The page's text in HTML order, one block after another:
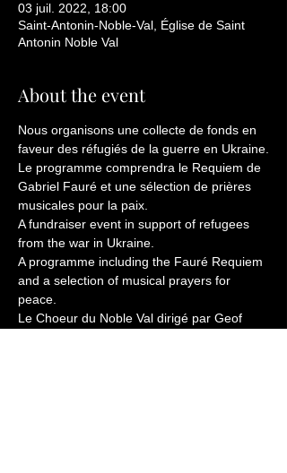
03 juil. 2022, 18:00
Saint-Antonin-Noble-Val, Église de Saint
Antonin Noble Val
About the event
Nous organisons une collecte de fonds en
faveur des réfugiés de la guerre en Ukraine.
Le programme comprendra le Requiem de
Gabriel Fauré et une sélection de prières
musicales pour la paix.
A fundraiser event in support of refugees
from the war in Ukraine.
A programme including the Fauré Requiem
and a selection of musical prayers for
peace.
Le Choeur du Noble Val dirigé par Geof